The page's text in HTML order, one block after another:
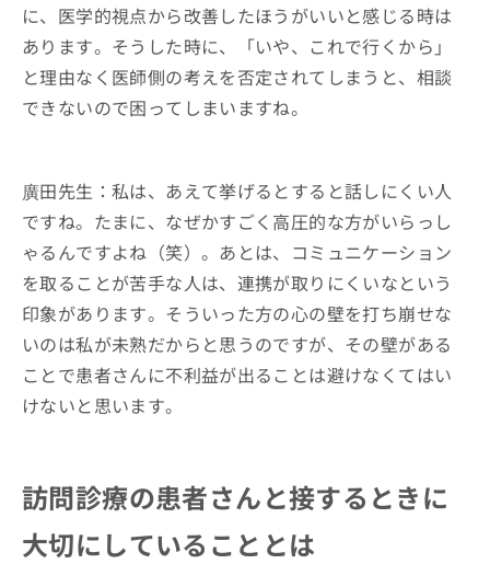
に、医学的視点から改善したほうがいいと感じる時は
あります。そうした時に、「いや、これで行くから」
と理由なく医師側の考えを否定されてしまうと、相談
できないので困ってしまいますね。
廣田先生：私は、あえて挙げるとすると話しにくい人
ですね。たまに、なぜかすごく高圧的な方がいらっし
ゃるんですよね（笑）。あとは、コミュニケーション
を取ることが苦手な人は、連携が取りにくいなという
印象があります。そういった方の心の壁を打ち崩せな
いのは私が未熟だからと思うのですが、その壁がある
ことで患者さんに不利益が出ることは避けなくてはい
けないと思います。
訪問診療の患者さんと接するときに
大切にしていることとは